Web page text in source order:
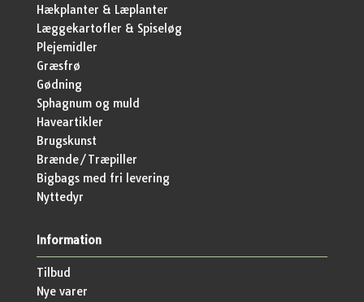
Hækplanter & Læplanter
Læggekartofler & Spiseløg
Plejemidler
Græsfrø
Gødning
Sphagnum og muld
Haveartikler
Brugskunst
Brænde/Træpiller
Bigbags med fri levering
Nyttedyr
Information
Tilbud
Nye varer